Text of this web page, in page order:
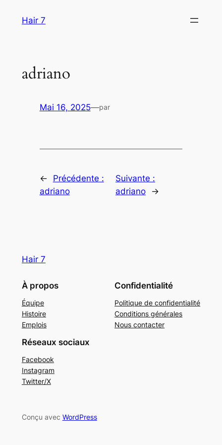
Hair 7
adriano
Mai 16, 2025—par
←
Précédente :
adriano
Suivante :
adriano
→
Hair 7
À propos
Équipe
Histoire
Emplois
Confidentialité
Politique de confidentialité
Conditions générales
Nous contacter
Réseaux sociaux
Facebook
Instagram
Twitter/X
Conçu avec WordPress